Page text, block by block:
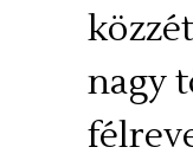
nagy